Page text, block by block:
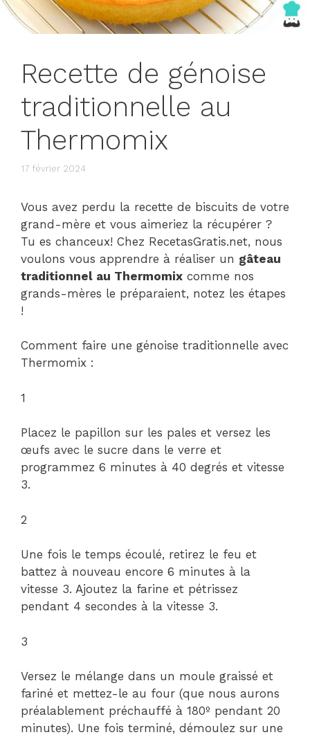
Recette de génoise
traditionnelle au
Thermomix
17 février 2024
Vous avez perdu la recette de biscuits de votre
grand-mère et vous aimeriez la récupérer ?
Tu es chanceux! Chez RecetasGratis.net, nous
voulons vous apprendre à réaliser un gâteau
traditionnel au Thermomix comme nos
grands-mères le préparaient, notez les étapes
!
Comment faire une génoise traditionnelle avec
Thermomix :
1
Placez le papillon sur les pales et versez les
œufs avec le sucre dans le verre et
programmez 6 minutes à 40 degrés et vitesse
3.
2
Une fois le temps écoulé, retirez le feu et
battez à nouveau encore 6 minutes à la
vitesse 3. Ajoutez la farine et pétrissez
pendant 4 secondes à la vitesse 3.
3
Versez le mélange dans un moule graissé et
fariné et mettez-le au four (que nous aurons
préalablement préchauffé à 180º pendant 20
minutes). Une fois terminé, démoulez sur une